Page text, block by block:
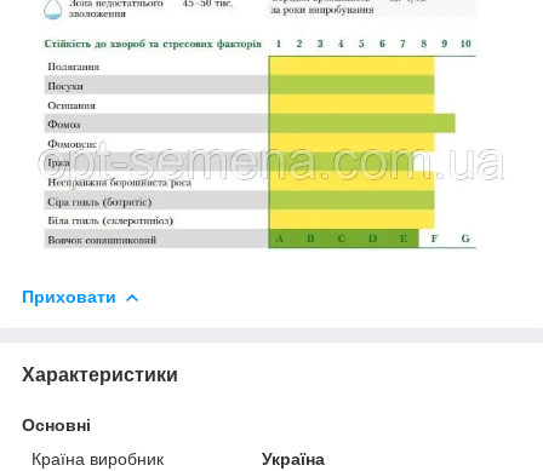
Приховати
Характеристики
Основні
Країна виробник
Україна